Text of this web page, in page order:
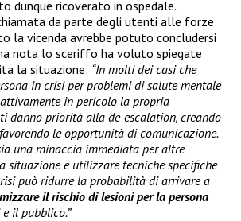
dunque ricoverato in ospedale.
da parte degli utenti alle forze
la vicenda avrebbe potuto concludersi
nota lo sceriffo ha voluto spiegate
la situazione: “In molti dei casi che
in crisi per problemi di salute mentale
in pericolo la propria
danno priorità alla de-escalation, creando
le opportunità di comunicazione.
una minaccia immediata per altre
situazione e utilizzare tecniche specifiche
può ridurre la probabilità di arrivare a
il rischio di lesioni per la persona
il pubblico.”